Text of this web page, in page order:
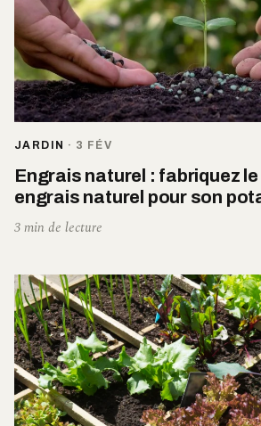
JARDIN · 3 FÉV
Engrais naturel : fabriquez
engrais naturel pour son
3 min de lecture